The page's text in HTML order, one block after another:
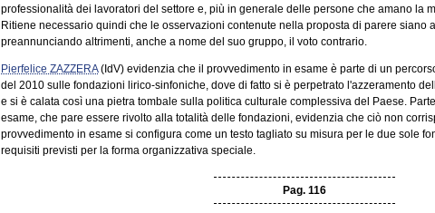
professionalità dei lavoratori del settore e, più in generale delle persone che amano la
Ritiene necessario quindi che le osservazioni contenute nella proposta di parere siano
preannunciando altrimenti, anche a nome del suo gruppo, il voto contrario.
Pierfelice ZAZZERA(IdV) evidenzia che il provvedimento in esame è parte di un
del 2010 sulle fondazioni lirico-sinfoniche, dove di fatto si è perpetrato l'azzeramento
e si è calata così una pietra tombale sulla politica culturale complessiva del Paese.
esame, che pare essere rivolto alla totalità delle fondazioni, evidenzia che ciò non
provvedimento in esame si configura come un testo tagliato su misura per le due sole
requisiti previsti per la forma organizzativa speciale.
Pag. 116